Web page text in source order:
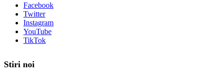
Facebook
Twitter
Instagram
YouTube
TikTok
Stiri noi